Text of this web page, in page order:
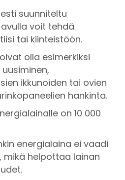
suunniteltu
voit tehdä
tai kiinteistöön.
olla esimerkiksi
ikkunoiden tai ovien
hankinta.
on 10 000
energialaina ei vaadi
mikä helpottaa lainan